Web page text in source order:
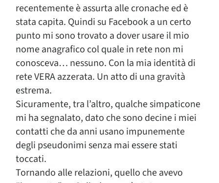
recentemente è assurta alle cronache ed è
stata capita. Quindi su Facebook a un certo
punto mi sono trovato a dover usare il mio
nome anagrafico col quale in rete non mi
conosceva… nessuno. Con la mia identità di
rete VERA azzerata. Un atto di una gravità
estrema.
Sicuramente, tra l’altro, qualche simpaticone
mi ha segnalato, dato che sono decine i miei
contatti che da anni usano impunemente
degli pseudonimi senza mai essere stati
toccati.
Tornando alle relazioni, quello che avevo